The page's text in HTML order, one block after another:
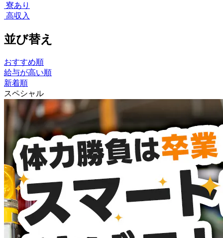
寮あり
高収入
並び替え
おすすめ順
給与が高い順
新着順
スペシャル